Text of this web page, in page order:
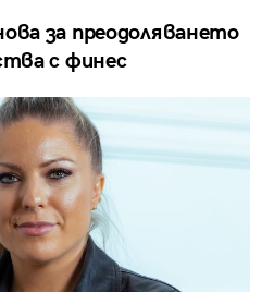
за преодоляването
с финес